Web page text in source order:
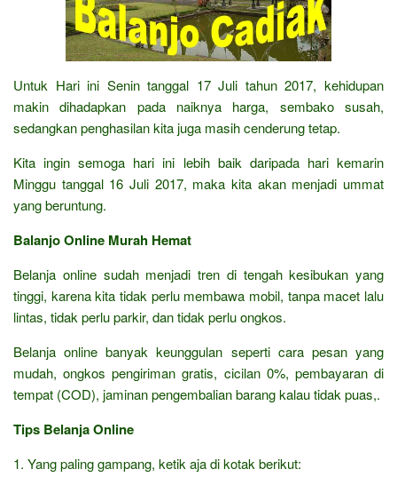
Untuk Hari ini Senin tanggal 17 Juli tahun 2017, kehidupan
makin dihadapkan pada naiknya harga, sembako susah,
sedangkan penghasilan kita juga masih cenderung tetap.
Kita ingin semoga hari ini lebih baik daripada hari kemarin
Minggu tanggal 16 Juli 2017, maka kita akan menjadi ummat
yang beruntung.
Balanjo Online Murah Hemat
Belanja online sudah menjadi tren di tengah kesibukan yang
tinggi, karena kita tidak perlu membawa mobil, tanpa macet lalu
lintas, tidak perlu parkir, dan tidak perlu ongkos.
Belanja online banyak keunggulan seperti cara pesan yang
mudah, ongkos pengiriman gratis, cicilan 0%, pembayaran di
tempat (COD), jaminan pengembalian barang kalau tidak puas,.
Tips Belanja Online
1. Yang paling gampang, ketik aja di kotak berikut: